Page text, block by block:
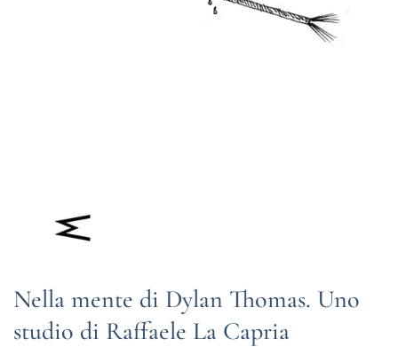
Nella mente di Dylan Thomas. Uno
studio di Raffaele La Capria